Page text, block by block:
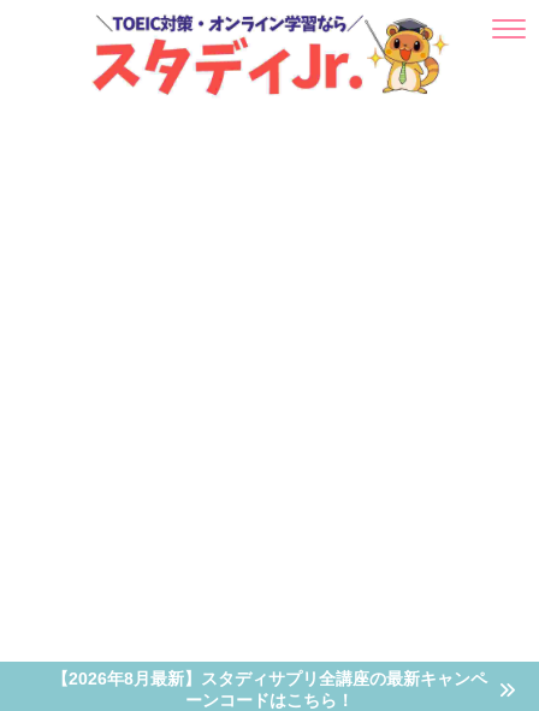
【2026年8月最新】スタディサプリ全講座の最新キャンペ
ーンコードはこちら！